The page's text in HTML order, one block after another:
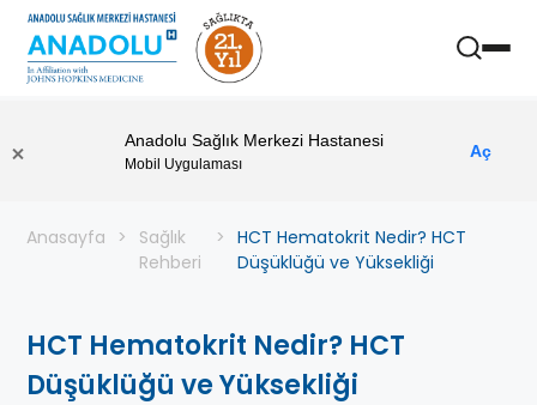
Anadolu Sağlık Merkezi Hastanesi
Mobil Uygulaması
Aç
Anasayfa
Sağlık
Rehberi
HCT Hematokrit Nedir? HCT
Düşüklüğü ve Yüksekliği
HCT Hematokrit Nedir? HCT
Düşüklüğü ve Yüksekliği